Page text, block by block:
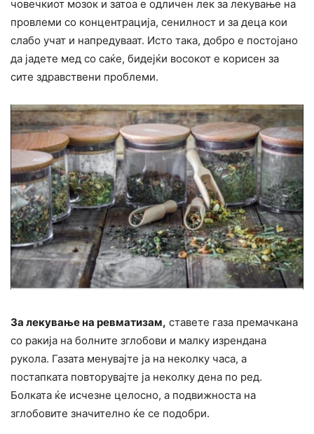
човечкиот мозок и затоа е одличен лек за лекување на
провлеми со концентрација, сенилност и за деца кои
слабо учат и напредуваат. Исто така, добро е постојано
да јадете мед со саќе, бидејќи восокот е корисен за
сите здравствени проблеми.
За лекување на ревматизам, ставете газа премачкана
со ракија на болните зглобови и малку изрендана
рукола. Газата менувајте ја на неколку часа, а
постапката повторувајте ја неколку дена по ред.
Болката ќе исчезне целосно, а подвижноста на
зглобовите значително ќе се подобри.